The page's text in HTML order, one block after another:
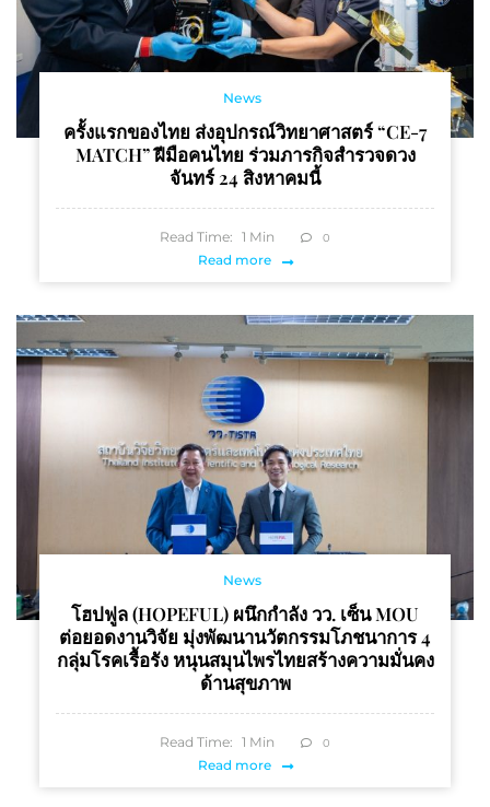
News
ครั้งแรกของไทย ส่งอุปกรณ์วิทยาศาสตร์ “CE-7
MATCH” ฝีมือคนไทย ร่วมภารกิจสำรวจดวง
จันทร์ 24 สิงหาคมนี้
Read Time: 1 Min 0
Read more
News
โฮปฟูล (HOPEFUL) ผนึกกำลัง วว. เซ็น MOU
ต่อยอดงานวิจัย มุ่งพัฒนานวัตกรรมโภชนาการ 4
กลุ่มโรคเรื้อรัง หนุนสมุนไพรไทยสร้างความมั่นคง
ด้านสุขภาพ
Read Time: 1 Min 0
Read more